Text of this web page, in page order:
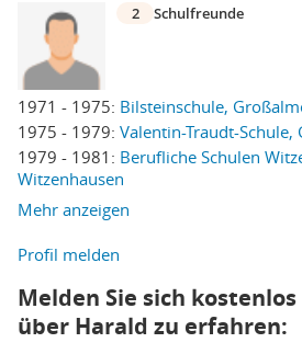
1971 - 1975: Bilsteinschule,
1975 - 1979: Valentin-Traudt-
1979 - 1981: Berufliche Schulen
Witzenhausen
Mehr anzeigen
2 Schulfreunde
Profil melden
Melden Sie sich
über Harald zu erfahren: